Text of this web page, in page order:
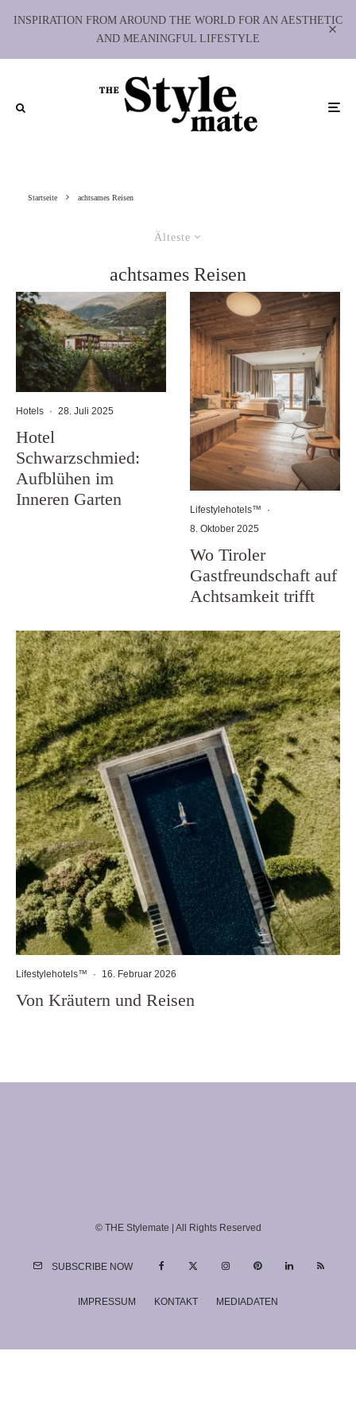
INSPIRATION FROM AROUND THE WORLD FOR AN AESTHETIC
AND MEANINGFUL LIFESTYLE
Startseite achtsames Reisen
Älteste
achtsames Reisen
Hotels · 28. Juli 2025
Hotel
Schwarzschmied:
Aufblühen im
Inneren Garten
Lifestylehotels™
·
8. Oktober 2025
Wo Tiroler
Gastfreundschaft auf
Achtsamkeit trifft
Lifestylehotels™ · 16. Februar 2026
Von Kräutern und Reisen
© THE Stylemate | All Rights Reserved
SUBSCRIBE NOW
IMPRESSUM KONTAKT MEDIADATEN